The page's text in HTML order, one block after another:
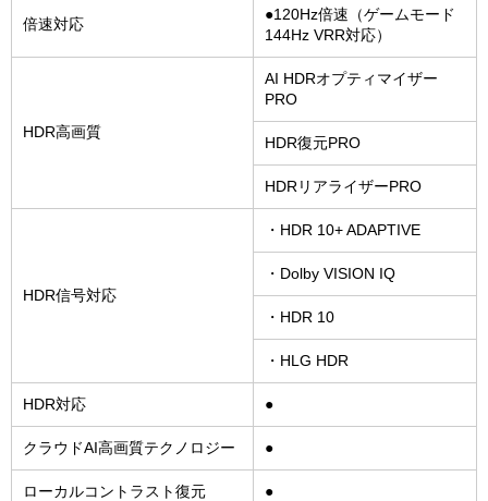
倍速対応
●120Hz倍速（ゲームモード
144Hz VRR対応）
HDR高画質
AI HDRオプティマイザー
PRO
HDR復元PRO
HDRリアライザーPRO
HDR信号対応
・HDR 10+ ADAPTIVE
・Dolby VISION IQ
・HDR 10
・HLG HDR
HDR対応 ●
クラウドAI高画質テクノロジー ●
ローカルコントラスト復元 ●